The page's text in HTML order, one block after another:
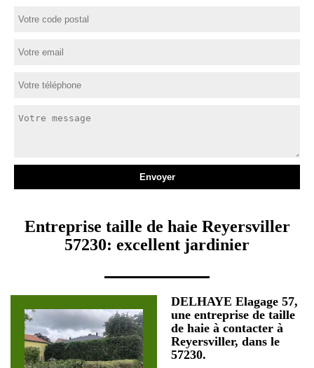
Entreprise taille de haie Reyersviller
57230: excellent jardinier
DELHAYE Elagage 57,
une entreprise de taille
de haie à contacter à
Reyersviller, dans le
57230.